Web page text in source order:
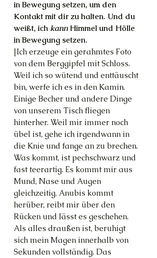
in Bewegung setzen, um den
Kontakt mit dir zu halten. Und du
weißt, ich kann Himmel und Hölle
in Bewegung setzen.
[Ich erzeuge ein gerahmtes Foto
von dem Berggipfel mit Schloss.
Weil ich so wütend und enttäuscht
bin, werfe ich es in den Kamin.
Einige Becher und andere Dinge
von unserem Tisch fliegen
hinterher. Weil mir immer noch
übel ist, gehe ich irgendwann in
die Knie und fange an zu brechen.
Was kommt, ist pechschwarz und
fast teerartig. Es kommt mir aus
Mund, Nase und Augen
gleichzeitig. Anubis kommt
herüber, reibt mir über den
Rücken und lässt es geschehen.
Als alles draußen ist, beruhigt
sich mein Magen innerhalb von
Sekunden vollständig. Das